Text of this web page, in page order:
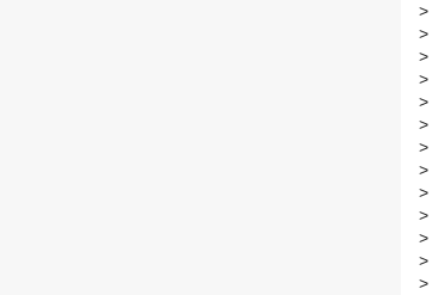
>
>
>
>
>
>
>
>
>
>
>
>
>